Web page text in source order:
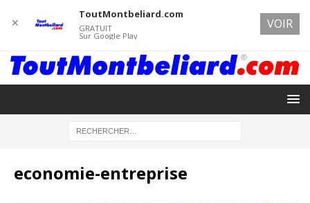
economie-entreprise
✕
ToutMontbeliard.com
GRATUIT
Sur Google Play
VOIR